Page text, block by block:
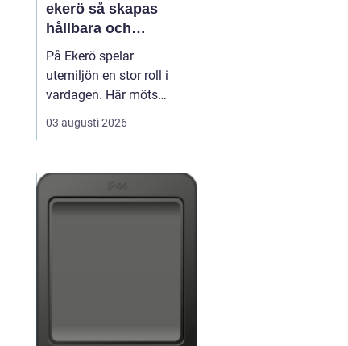
ekerö så skapas
hållbara och
välskötta utemiljöer
På Ekerö spelar
utemiljön en stor roll i
vardagen. Här möts
natur, vatten och
bebyggelse på ett sätt
innergårdar och
viktiga för trivseln. När
03 augusti 2026